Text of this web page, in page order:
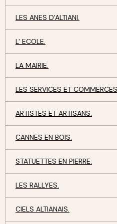
LES ANES D'ALTIANI.
L' ECOLE.
LA MAIRIE.
LES SERVICES ET
ARTISTES ET ARTISANS.
CANNES EN BOIS.
STATUETTES EN PIERRE.
LES RALLYES.
CIELS ALTIANAIS.